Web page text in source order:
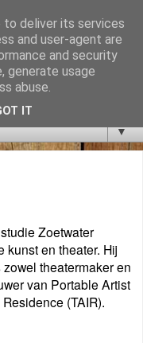
▼
Zoetwater
en theater. Hij
theatermaker en
van Portable Artist
(TAIR).
to deliver its services
and user-agent are
and security
generate usage
abuse.
IT